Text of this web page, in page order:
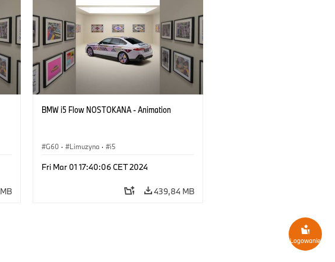
BMW i5 Flow NOSTOKANA - Animation
G60 · Limuzyna · i5
Fri Mar 01 17:40:06 CET 2024
439,84 MB
Logowanie